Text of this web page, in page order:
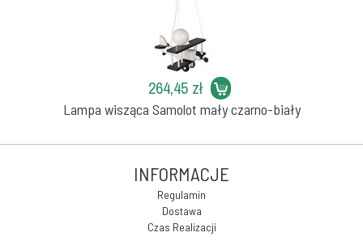
264,45 zł
Lampa wisząca Samolot mały czarno-biały
INFORMACJE
Regulamin
Dostawa
Czas Realizacji